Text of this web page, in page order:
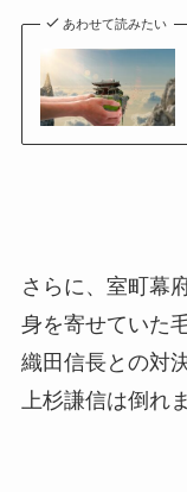
あわせて読みたい
さらに、室町幕
身を寄せていた
織田信長との対
上杉謙信は倒れま